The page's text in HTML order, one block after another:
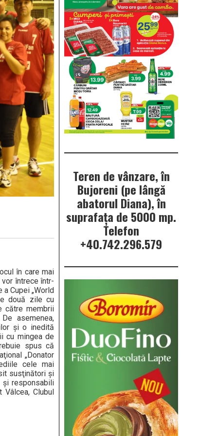
în care mai
întrece într-
Cupei „World
două zile cu
către membrii
asemenea,
și o inedită
cu mingea de
spus că
„Donator
cele mai
susţinători şi
şi responsabili
Clubul
Teren de vânzare, în
Bujoreni (pe lângă
abatorul Diana), în
suprafața de 5000 mp.
Telefon
+40.742.296.579